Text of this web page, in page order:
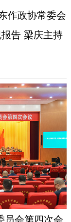
作政协常委会
告 梁庆主持
员会第四次会